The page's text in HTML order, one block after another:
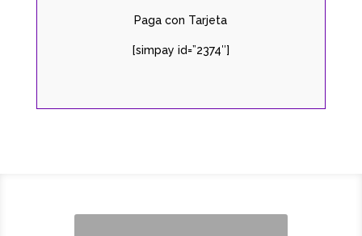
Paga con Tarjeta
[simpay id=”2374″]